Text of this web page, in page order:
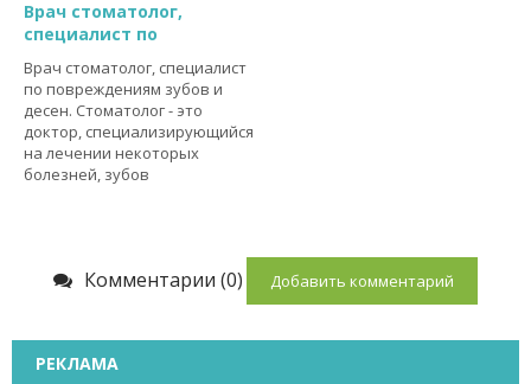
Врач стоматолог,
специалист по
Врач стоматолог, специалист
по повреждениям зубов и
десен. Стоматолог - это
доктор, специализирующийся
на лечении некоторых
болезней, зубов
Комментарии (0) Добавить комментарий
РЕКЛАМА